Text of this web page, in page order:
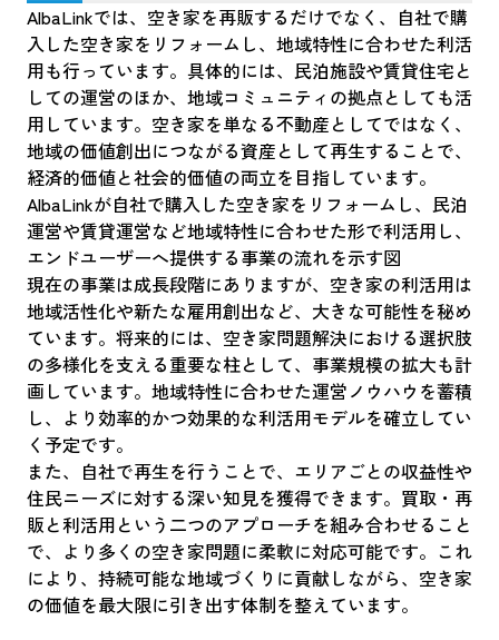
AlbaLinkでは、空き家を再販するだけでなく、自社で購
入した空き家をリフォームし、地域特性に合わせた利活
用も行っています。具体的には、民泊施設や賃貸住宅と
しての運営のほか、地域コミュニティの拠点としても活
用しています。空き家を単なる不動産としてではなく、
地域の価値創出につながる資産として再生することで、
経済的価値と社会的価値の両立を目指しています。
AlbaLinkが自社で購入した空き家をリフォームし、民泊
運営や賃貸運営など地域特性に合わせた形で利活用し、
エンドユーザーへ提供する事業の流れを示す図
現在の事業は成長段階にありますが、空き家の利活用は
地域活性化や新たな雇用創出など、大きな可能性を秘め
ています。将来的には、空き家問題解決における選択肢
の多様化を支える重要な柱として、事業規模の拡大も計
画しています。地域特性に合わせた運営ノウハウを蓄積
し、より効率的かつ効果的な利活用モデルを確立してい
く予定です。
また、自社で再生を行うことで、エリアごとの収益性や
住民ニーズに対する深い知見を獲得できます。買取・再
販と利活用という二つのアプローチを組み合わせること
で、より多くの空き家問題に柔軟に対応可能です。これ
により、持続可能な地域づくりに貢献しながら、空き家
の価値を最大限に引き出す体制を整えています。